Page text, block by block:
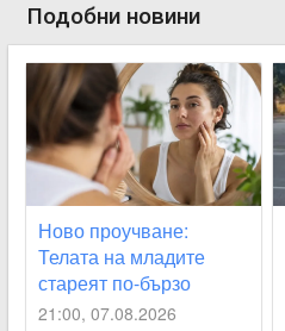
Подобни новини
Ново проучване:
Телата на младите
стареят по-бързо
21:00, 07.08.2026